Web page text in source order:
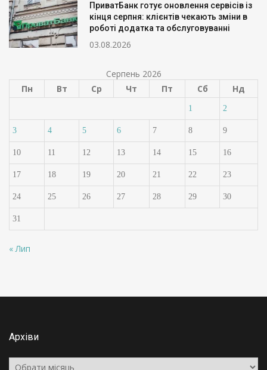
ПриватБанк готує оновлення сервісів із
кінця серпня: клієнтів чекають зміни в
роботі додатка та обслуговуванні
03.08.2026
Серпень 2026
Пн
Вт Ср Чт Пт Сб Нд
1 2
3 4 5 6 7 8 9
10 11 12 13 14 15 16
17 18 19 20 21 22 23
24 25 26 27 28 29 30
31
« Лип
Архіви
Архіви